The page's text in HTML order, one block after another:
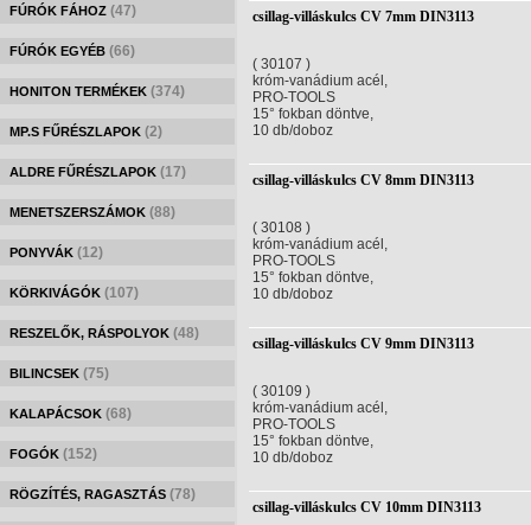
FÚRÓK FÁHOZ (47)
FÚRÓK EGYÉB (66)
HONITON TERMÉKEK (374)
MP.S FŰRÉSZLAPOK (2)
ALDRE FŰRÉSZLAPOK (17)
MENETSZERSZÁMOK (88)
PONYVÁK (12)
KÖRKIVÁGÓK (107)
RESZELŐK, RÁSPOLYOK (48)
BILINCSEK (75)
KALAPÁCSOK (68)
FOGÓK (152)
RÖGZÍTÉS, RAGASZTÁS (78)
csillag-villáskulcs CV 7mm DIN3113
( 30107 )
króm-vanádium acél,
PRO-TOOLS
15° fokban döntve,
10 db/doboz
csillag-villáskulcs CV 8mm DIN3113
( 30108 )
króm-vanádium acél,
PRO-TOOLS
15° fokban döntve,
10 db/doboz
csillag-villáskulcs CV 9mm DIN3113
( 30109 )
króm-vanádium acél,
PRO-TOOLS
15° fokban döntve,
10 db/doboz
csillag-villáskulcs CV 10mm DIN3113